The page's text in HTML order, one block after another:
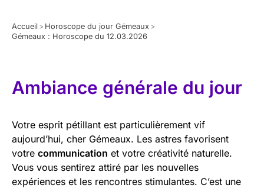
Accueil > Horoscope du jour Gémeaux >
Gémeaux : Horoscope du 12.03.2026
Ambiance générale du jour
Votre esprit pétillant est particulièrement vif
aujourd’hui, cher Gémeaux. Les astres favorisent
votre communication et votre créativité naturelle.
Vous vous sentirez attiré par les nouvelles
expériences et les rencontres stimulantes. C’est une